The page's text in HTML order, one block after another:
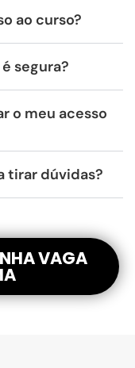
ao curso?
segura?
o meu acesso
tirar dúvidas?
VAGA